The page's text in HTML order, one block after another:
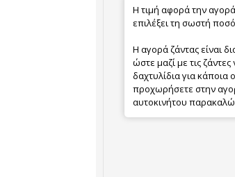
Η τιμή αφορά την
επιλέξει τη σωστή
Η αγορά ζάντας είναι
ώστε μαζί με τις
δαχτυλίδια για κάποια
προχωρήσετε στην
αυτοκινήτου παρακαλώ